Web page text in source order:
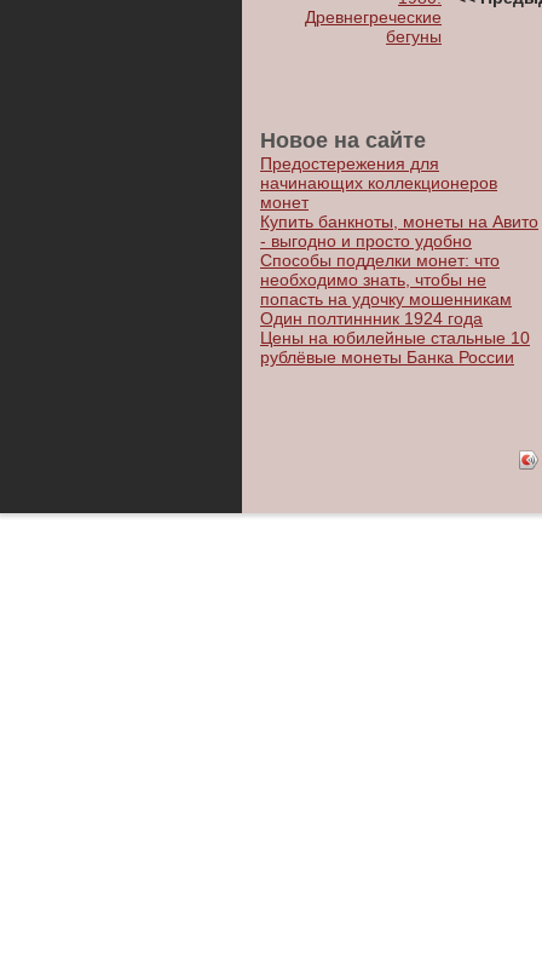
Древнегреческие
бегуны
Новое на сайте
Предостережения для
начинающих коллекционеров
монет
Купить банкноты, монеты на Авито
- выгодно и просто удобно
Способы подделки монет: что
необходимо знать, чтобы не
попасть на удочку мошенникам
Один полтиннник 1924 года
Цены на юбилейные стальные 10
рублёвые монеты Банка России